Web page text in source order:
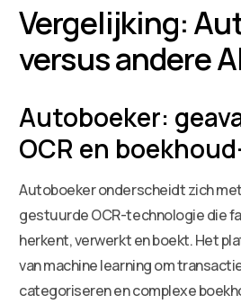
Vergelijking:
versus andere
Autoboeker:
OCR en
Autoboeker onderscheidt zich
gestuurde OCR-technologie die
herkent, verwerkt en boekt. Het
van machine learning om
categoriseren en complexe